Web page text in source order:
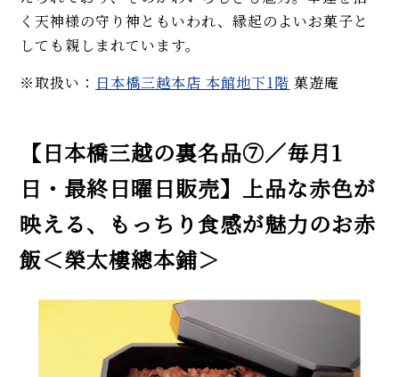
く天神様の守り神ともいわれ、縁起のよいお菓子と
しても親しまれています。
※取扱い： 日本橋三越本店 本館地下1階 菓遊庵
【日本橋三越の裏名品⑦／毎月1
日・最終日曜日販売】上品な赤色が
映える、もっちり食感が魅力のお赤
飯＜榮太樓總本鋪＞